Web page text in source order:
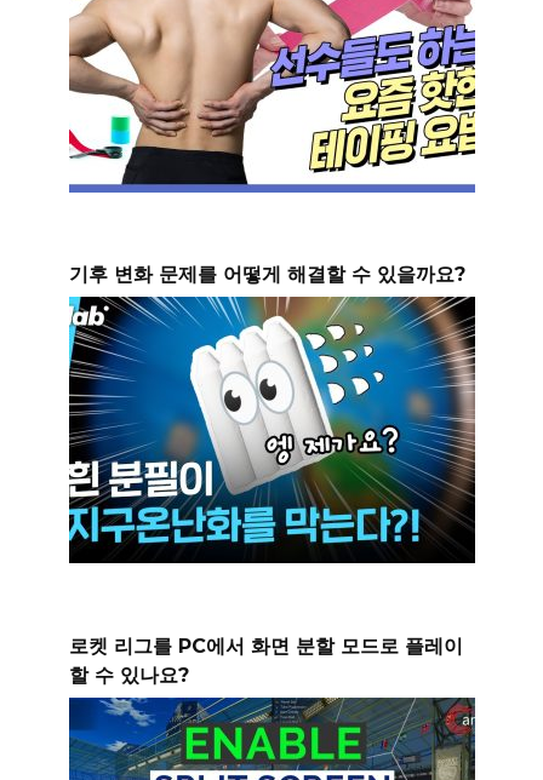
기후 변화 문제를 어떻게 해결할 수 있을까요?
로켓 리그를 PC에서 화면 분할 모드로 플레이
할 수 있나요?